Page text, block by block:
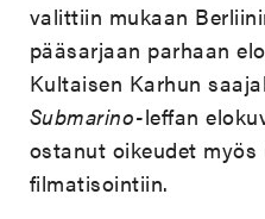
valittiin mukaan
pääsarjaan parhaan
Kultaisen Karhun
Submarino-leffan
ostanut oikeudet myös
filmatisointiin.